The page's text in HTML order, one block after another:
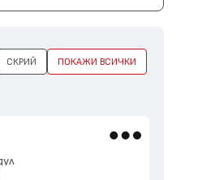
СКРИЙ ПОКАЖИ ВСИЧКИ